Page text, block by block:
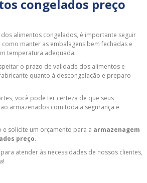
congelados preço
alimentos congelados, é importante seguir
manter as embalagens bem fechadas e
temperatura adequada.
o prazo de validade dos alimentos e
quanto à descongelação e preparo
você pode ter certeza de que seus
armazenados com toda a segurança e
e solicite um orçamento para a armazenagem
preço.
atender às necessidades de nossos clientes,